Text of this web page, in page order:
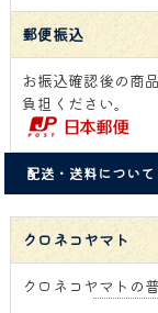
郵便振込
お振込確認後の商
負担ください。
配送・送料について
クロネコヤマト
クロネコヤマトの